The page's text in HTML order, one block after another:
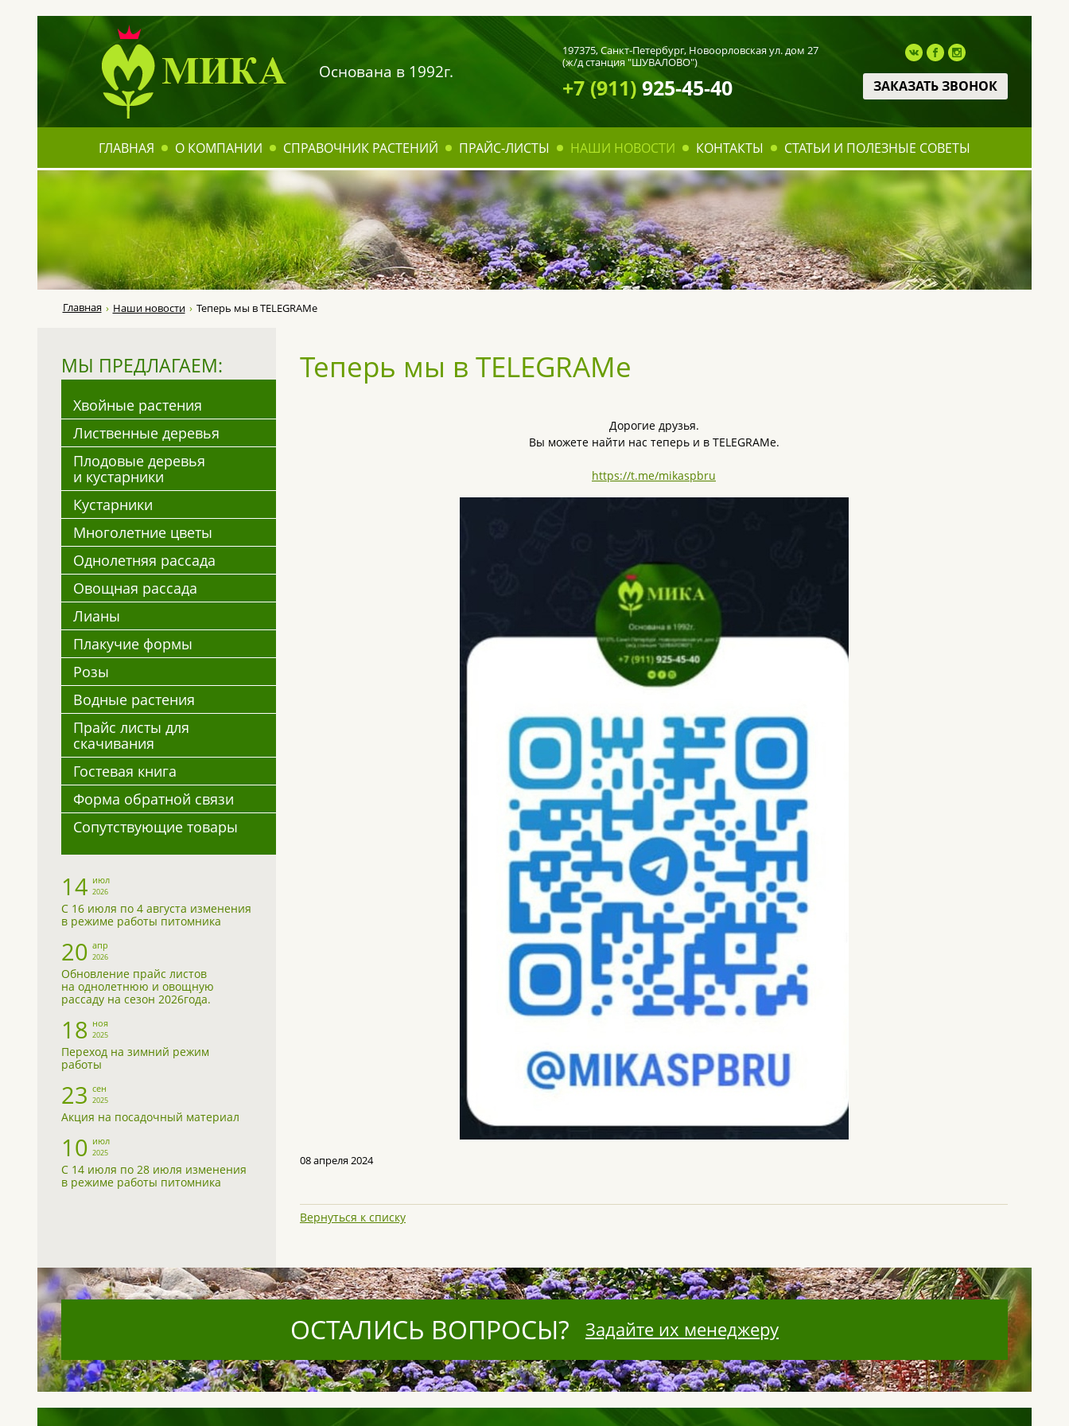
Основана в 1992г.
197375,Санкт-Петербург, Новоорловская ул. дом 27
(ж/д станция "ШУВАЛОВО")
+7 (911)925-45-40 ЗАКАЗАТЬ ЗВОНОК
ГЛАВНАЯ О КОМПАНИИ СПРАВОЧНИК РАСТЕНИЙ ПРАЙС-ЛИСТЫ НАШИ НОВОСТИ КОНТАКТЫ СТАТЬИ И ПОЛЕЗНЫЕ СОВЕТЫ
Главная Наши новости Теперь мы в TELEGRAMe
МЫ ПРЕДЛАГАЕМ:
Хвойные растения
Лиственные деревья
Плодовые деревья
и кустарники
Кустарники
Многолетние цветы
Однолетняя рассада
Овощная рассада
Лианы
Плакучие формы
Розы
Водные растения
Прайс листы для
скачивания
Гостевая книга
Форма обратной связи
Сопутствующие товары
14 июл
2026
С 16 июля по 4 августа изменения
в режиме работы питомника
20 апр
2026
Обновление прайс листов
на однолетнюю и овощную
рассаду на сезон 2026года.
18 ноя
2025
Переход на зимний режим
работы
23 сен
2025
Акция на посадочный материал
10 июл
2025
С 14 июля по 28 июля изменения
в режиме работы питомника
Теперь мы в TELEGRAMe
Дорогие друзья.
Вы можете найти нас теперь и в TELEGRAMe.
https://t.me/mikaspbru
08 апреля 2024
Вернуться к списку
ОСТАЛИСЬ ВОПРОСЫ? Задайте их менеджеру